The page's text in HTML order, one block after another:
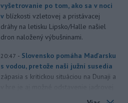
vyšetrovanie po tom, ako sa v noci
v blízkosti vzletovej a pristávacej
dráhy na letisku Lipsko/Halle našiel
dron naložený výbušninami.
20:47 - Slovensko pomáha Maďarsku
s vodou, pretože naši južní susedia
zápasia s kritickou situáciou na Dunaji a